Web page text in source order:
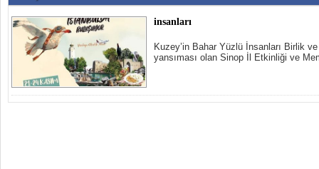
insanları
Kuzey’in Bahar Yüzlü İnsanları Birlik
yansıması olan Sinop İl Etkinliği ve